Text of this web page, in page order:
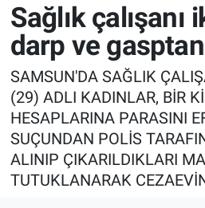
Sağlık çalışanı
darp ve
SAMSUN'DA SAĞLIK
(29) ADLI KADINLAR, BİR
HESAPLARINA PARASINI
SUÇUNDAN POLİS
ALINIP ÇIKARILDIKLARI
TUTUKLANARAK